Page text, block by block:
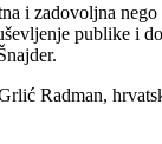
i zadovoljna
publike i
Radman,